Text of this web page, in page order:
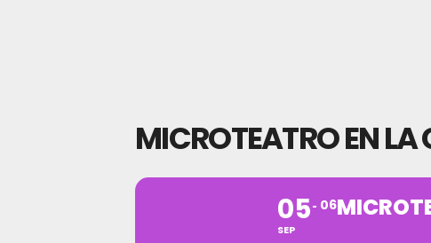
MICROTEATRO EN LA
05
SEP
06